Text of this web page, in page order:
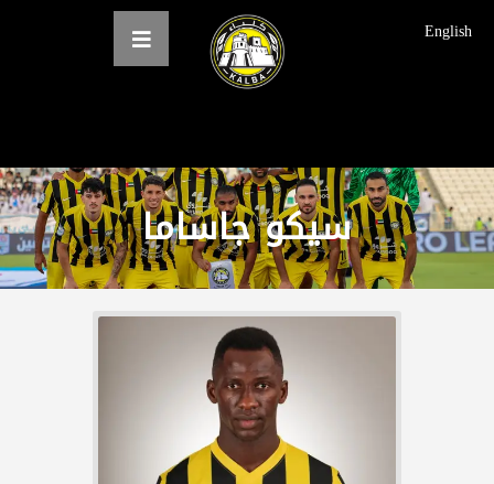
English
سیكو جاساما
الرئيسية
عن النادي
فرق النادي
الاخبار
حجز التذاكر